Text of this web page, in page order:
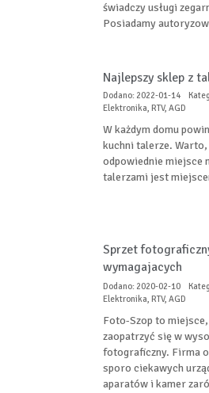
świadczy usługi
Posiadamy
Najlepszy sklep z
Dodano: 2022-01-14
Elektronika, RTV, AGD
W każdym domu
kuchni talerze.
odpowiednie miejsce
talerzami jest
Sprzet
wymagajacych
Dodano: 2020-02-10
Elektronika, RTV, AGD
Foto-Szop to
zaopatrzyć się w
fotograficzny. Firma
sporo ciekawych
aparatów i kamer